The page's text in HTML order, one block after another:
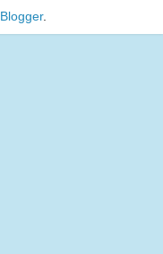
Blogger.